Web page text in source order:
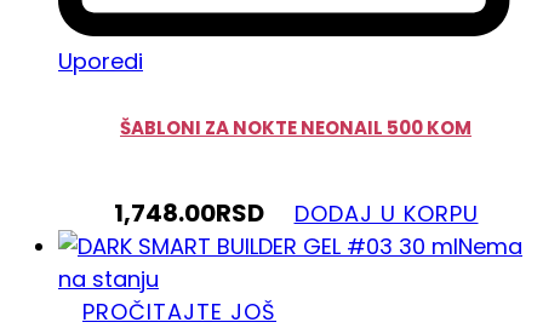
Uporedi
ŠABLONI ZA NOKTE NEONAIL 500 KOM
1,748.00RSD
DODAJ U KORPU
Nema
na stanju
PROČITAJTE JOŠ